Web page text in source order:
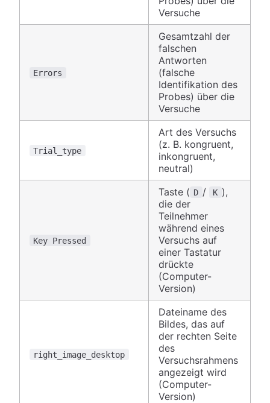
Versuche
Errors
Gesamtzahl der
falschen
Antworten
(falsche
Identifikation des
Probes) über die
Versuche
Trial_type
Art des Versuchs
(z. B. kongruent,
inkongruent,
neutral)
Key Pressed
Taste ( D / K ),
die der
Teilnehmer
während eines
Versuchs auf
einer Tastatur
drückte
(Computer-
Version)
right_image_desktop
Dateiname des
Bildes, das auf
der rechten Seite
des
Versuchsrahmens
angezeigt wird
(Computer-
Version)